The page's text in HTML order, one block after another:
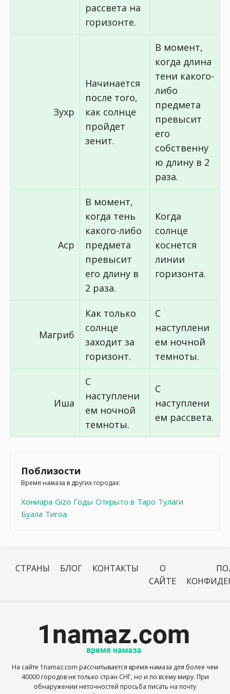
рассвета на
горизонте.
Зухр
Начинается
после того,
как солнце
пройдет
зенит.
В момент,
когда длина
тени какого-
либо
предмета
превысит
его
собственну
ю длину в 2
раза.
Аср
В момент,
когда тень
какого-либо
предмета
превысит
его длину в
2 раза.
Когда
солнце
коснется
линии
горизонта.
Магриб
Как только
солнце
заходит за
горизонт.
С
наступлени
ем ночной
темноты.
Иша
С
наступлени
ем ночной
темноты.
С
наступлени
ем рассвета.
Поблизости
Время намаза в других городах:
Хониара Gizo Годы Открыто в Таро Тулаги
Буала Тигоа
СТРАНЫ БЛОГ КОНТАКТЫ
О
САЙТЕ
На сайте 1namaz.com рассчитывается время намаза для более чем
40000 городов не только стран СНГ, но и по всему миру. При
обнаружении неточностей просьба писать на почту